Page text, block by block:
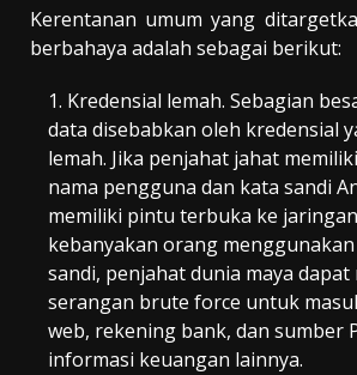
Kerentanan umum yang
berbahaya adalah sebagai berikut:
Kredensial lemah. Sebagian
data disebabkan oleh kredensial
lemah. Jika penjahat jahat
nama pengguna dan kata sandi
memiliki pintu terbuka ke
kebanyakan orang
sandi, penjahat dunia maya
serangan brute force untuk
web, rekening bank, dan sumber
informasi keuangan lainnya.